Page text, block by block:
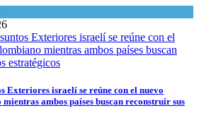
Exteriores israelí se reúne con el nuevo
ambos países buscan reconstruir sus